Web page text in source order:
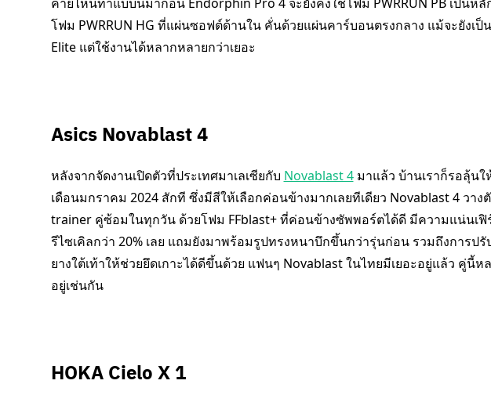
โฟม PWRRUN HG ที่แผ่นซอฟต์ด้านใน คั่นด้วยแผ่นคาร์บอนตรงกลาง แม้จะยังเป็
Elite แต่ใช้งานได้หลากหลายกว่าเยอะ
Asics Novablast 4
หลังจากจัดงานเปิดตัวที่ประเทศมาเลเซียกับ Novablast 4มาแล้ว บ้านเราก็รอลุ้นใ
เดือนมกราคม 2024 สักที ซึ่งมีสีให้เลือกค่อนข้างมากเลยทีเดียว Novablast 4 วาง
trainer คู่ซ้อมในทุกวัน ด้วยโฟม FFblast+ ที่ค่อนข้างซัพพอร์ตได้ดี มีความแน่นเฟิ
รีไซเคิลกว่า 20% เลย แถมยังมาพร้อมรูปทรงหนาบึกขึ้นกว่ารุ่นก่อน รวมถึงการป
ยางใต้เท้าให้ช่วยยึดเกาะได้ดีขึ้นด้วย แฟนๆ Novablast ในไทยมีเยอะอยู่แล้ว คู่นี้
อยู่เช่นกัน
HOKA Cielo X 1